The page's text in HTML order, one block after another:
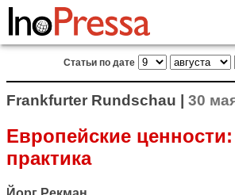
Статьи по дате
Frankfurter Rundschau | 30
Европейские
практика